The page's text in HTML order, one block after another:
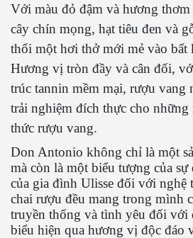
Với màu đỏ đậm và hương thơm
cây chín mọng, hạt tiêu đen và
thổi một hơi thở mới mẻ vào bất
Hương vị tròn đầy và cân đối,
trúc tannin mềm mại, rượu vang
trải nghiệm đích thực cho
thức rượu vang.
Don Antonio không chỉ là một
mà còn là một biểu tượng của sự
của gia đình Ulisse đối với nghệ
chai rượu đều mang trong mình
truyền thống và tình yêu đối với
biểu hiện qua hương vị độc đáo